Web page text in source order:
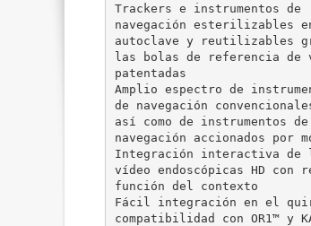
Trackers e instrumentos de
navegación esterilizables
autoclave y reutilizables
las bolas de referencia de
patentadas
Amplio espectro de
de navegación
así como de instrumentos de
navegación accionados por
Integración interactiva de
vídeo endoscópicas HD con
función del contexto
Fácil integración en el
compatibilidad con OR1™ y